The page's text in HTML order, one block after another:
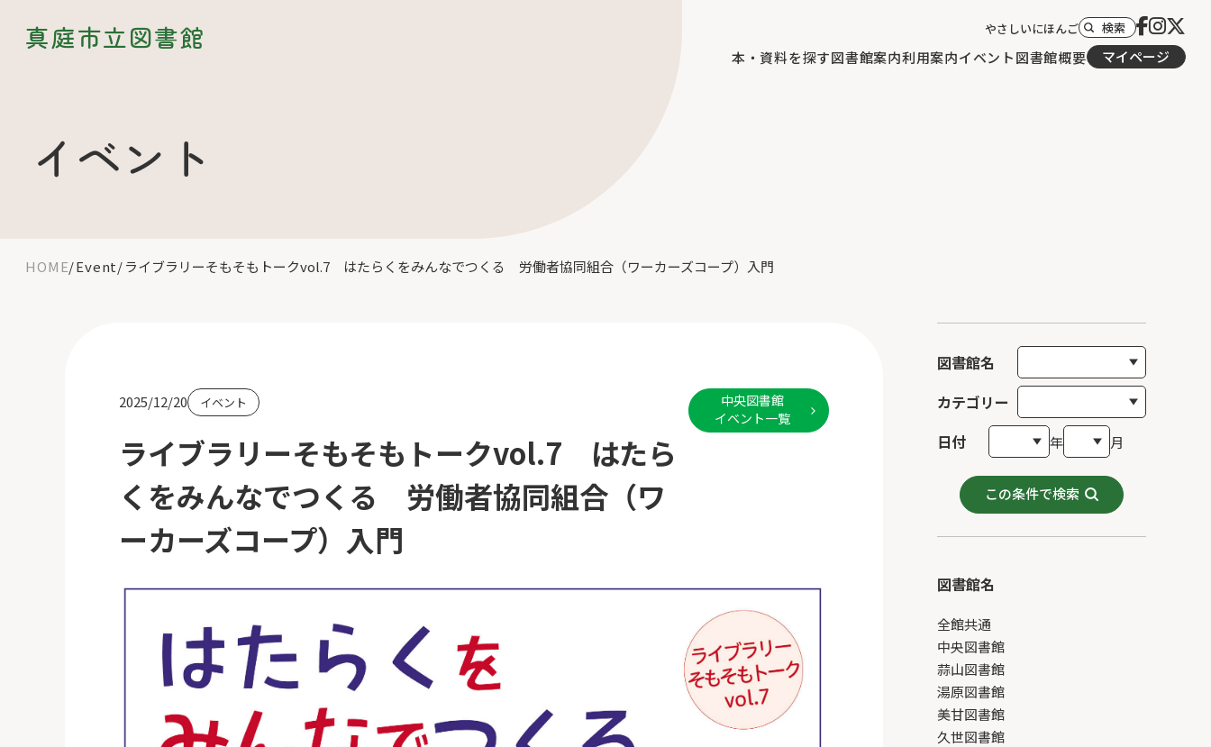
真庭市立図書館
本・資料を探す図書館案内利用案内イベント図書館概要 マイページ
やさしいにほんご 検索
イベント
HOME Event ライブラリーそもそもトークvol.7 はたらくをみんなでつくる 労働者協同組合（ワーカーズコープ）入門
図書館名
カテゴリー
日付
年 月
この条件で検索
図書館名
全館共通
中央図書館
蒜山図書館
湯原図書館
美甘図書館
久世図書館
2025/12/20 イベント
ライブラリーそもそもトークvol.7 はたら
くをみんなでつくる 労働者協同組合（ワ
ーカーズコープ）入門
中央図書館
イベント一覧